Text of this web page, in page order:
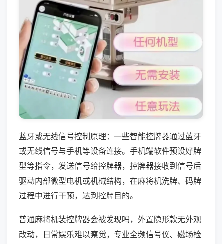
蓝牙或无线信号控制原理：一些智能控牌器通过蓝牙
或无线信号与手机等设备连接。手机端软件预设好牌
型等指令，发送信号给控牌器，控牌器接收到信号后
驱动内部微型电机或机械结构，在麻将机洗牌、码牌
过程中进行干预，达到控牌目的。
普通麻将机装控牌器会被发现吗，外置隐形款无外观
改动，日常娱乐难以察觉，专业全频信号仪、磁场检